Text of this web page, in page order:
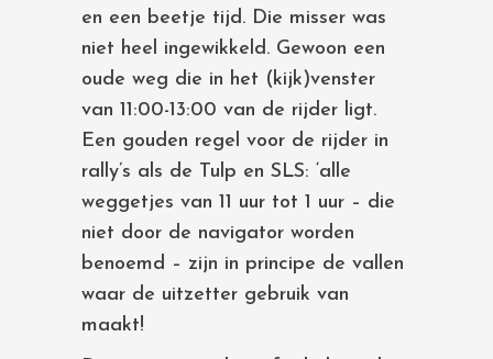
en een beetje tijd. Die misser was
niet heel ingewikkeld. Gewoon een
oude weg die in het (kijk)venster
van 11:00-13:00 van de rijder ligt.
Een gouden regel voor de rijder in
rally’s als de Tulp en SLS: ‘alle
weggetjes van 11 uur tot 1 uur – die
niet door de navigator worden
benoemd – zijn in principe de vallen
waar de uitzetter gebruik van
maakt!